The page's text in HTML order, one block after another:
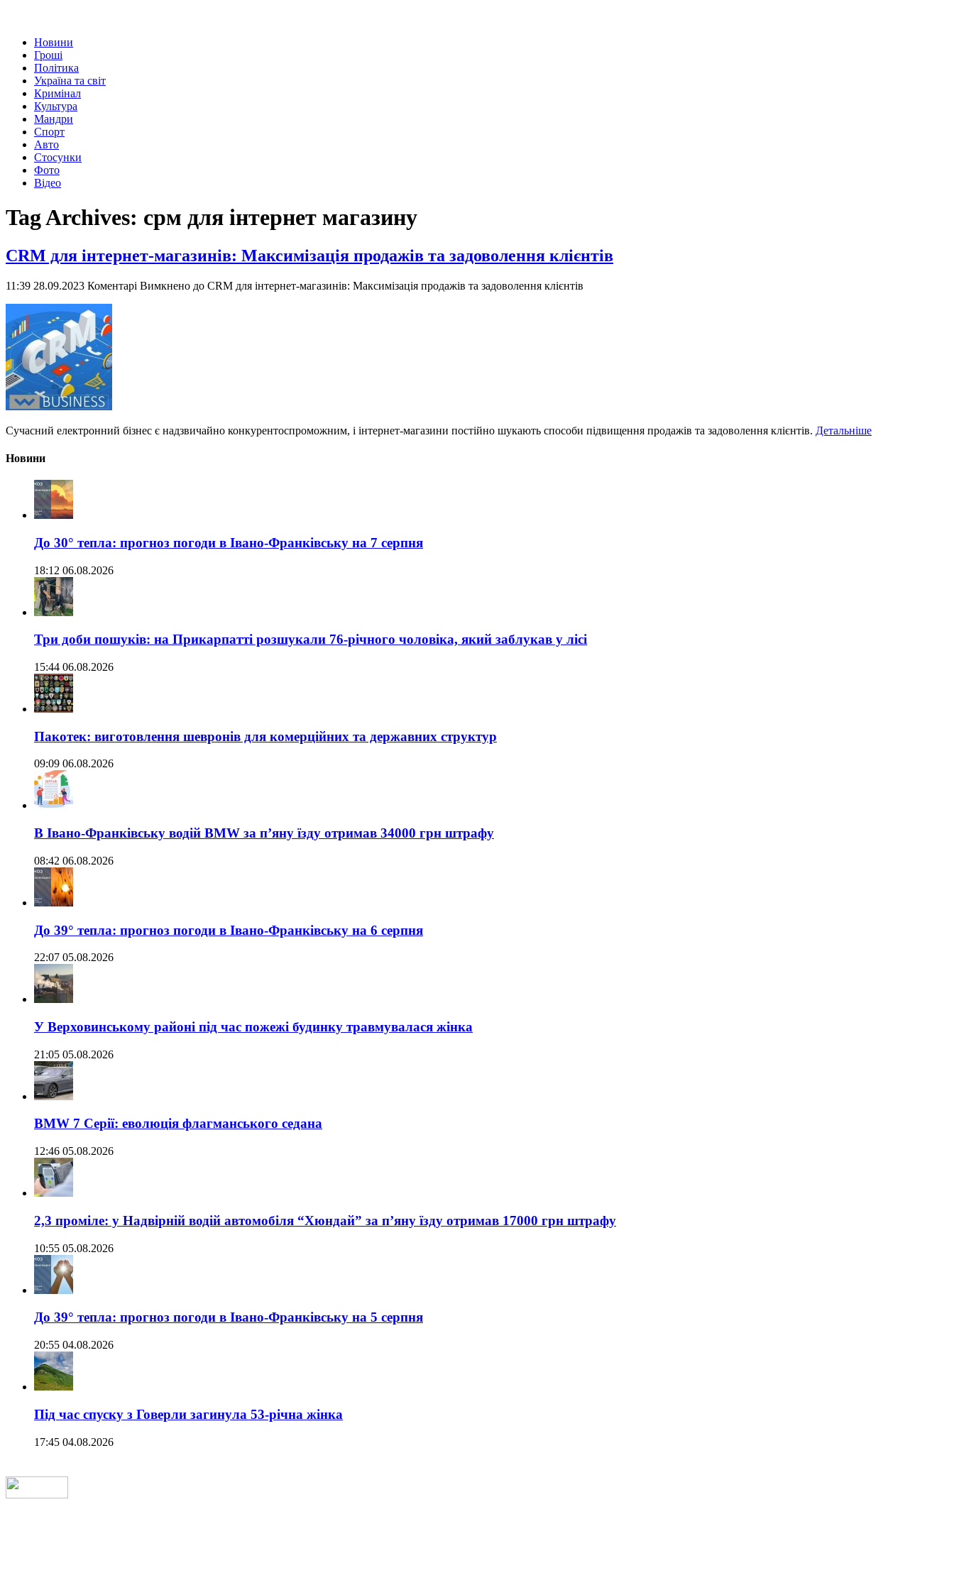
Новини
Гроші
Політика
Україна та світ
Кримінал
Культура
Мандри
Спорт
Авто
Стосунки
Фото
Відео
Tag Archives: срм для інтернет магазину
CRM для інтернет-магазинів: Максимізація продажів та задоволення клієнтів
11:39 28.09.2023 Коментарі Вимкнено до CRM для інтернет-магазинів: Максимізація продажів та задоволення клієнтів
Сучасний електронний бізнес є надзвичайно конкурентоспроможним, і інтернет-магазини постійно шукають способи підвищення продажів та задоволення клієнтів. Детальніше
Новини
До 30° тепла: прогноз погоди в Івано-Франківську на 7 серпня
18:12 06.08.2026
Три доби пошуків: на Прикарпатті розшукали 76-річного чоловіка, який заблукав у лісі
15:44 06.08.2026
Пакотек: виготовлення шевронів для комерційних та державних структур
09:09 06.08.2026
В Івано-Франківську водій BMW за п’яну їзду отримав 34000 грн штрафу
08:42 06.08.2026
До 39° тепла: прогноз погоди в Івано-Франківську на 6 серпня
22:07 05.08.2026
У Верховинському районі під час пожежі будинку травмувалася жінка
21:05 05.08.2026
BMW 7 Серії: еволюція флагманського седана
12:46 05.08.2026
2,3 проміле: у Надвірній водій автомобіля “Хюндай” за п’яну їзду отримав 17000 грн штрафу
10:55 05.08.2026
До 39° тепла: прогноз погоди в Івано-Франківську на 5 серпня
20:55 04.08.2026
Під час спуску з Говерли загинула 53-річна жінка
17:45 04.08.2026